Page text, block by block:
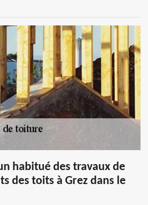
habitué des travaux de
des toits à Grez dans le